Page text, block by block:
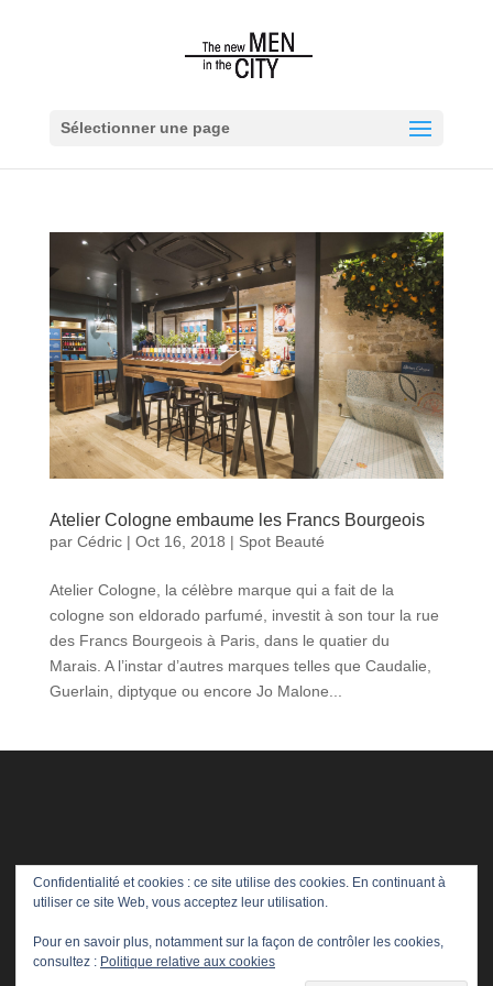
Sélectionner une page
Atelier Cologne embaume les Francs Bourgeois
par Cédric| Oct 16, 2018 | Spot Beauté
Atelier Cologne, la célèbre marque qui a fait de la
cologne son eldorado parfumé, investit à son tour la rue
des Francs Bourgeois à Paris, dans le quatier du
Marais. A l’instar d’autres marques telles que Caudalie,
Guerlain, diptyque ou encore Jo Malone...
Confidentialité et cookies : ce site utilise des cookies. En continuant à
utiliser ce site Web, vous acceptez leur utilisation.
Pour en savoir plus, notamment sur la façon de contrôler les cookies,
consultez : Politique relative aux cookies